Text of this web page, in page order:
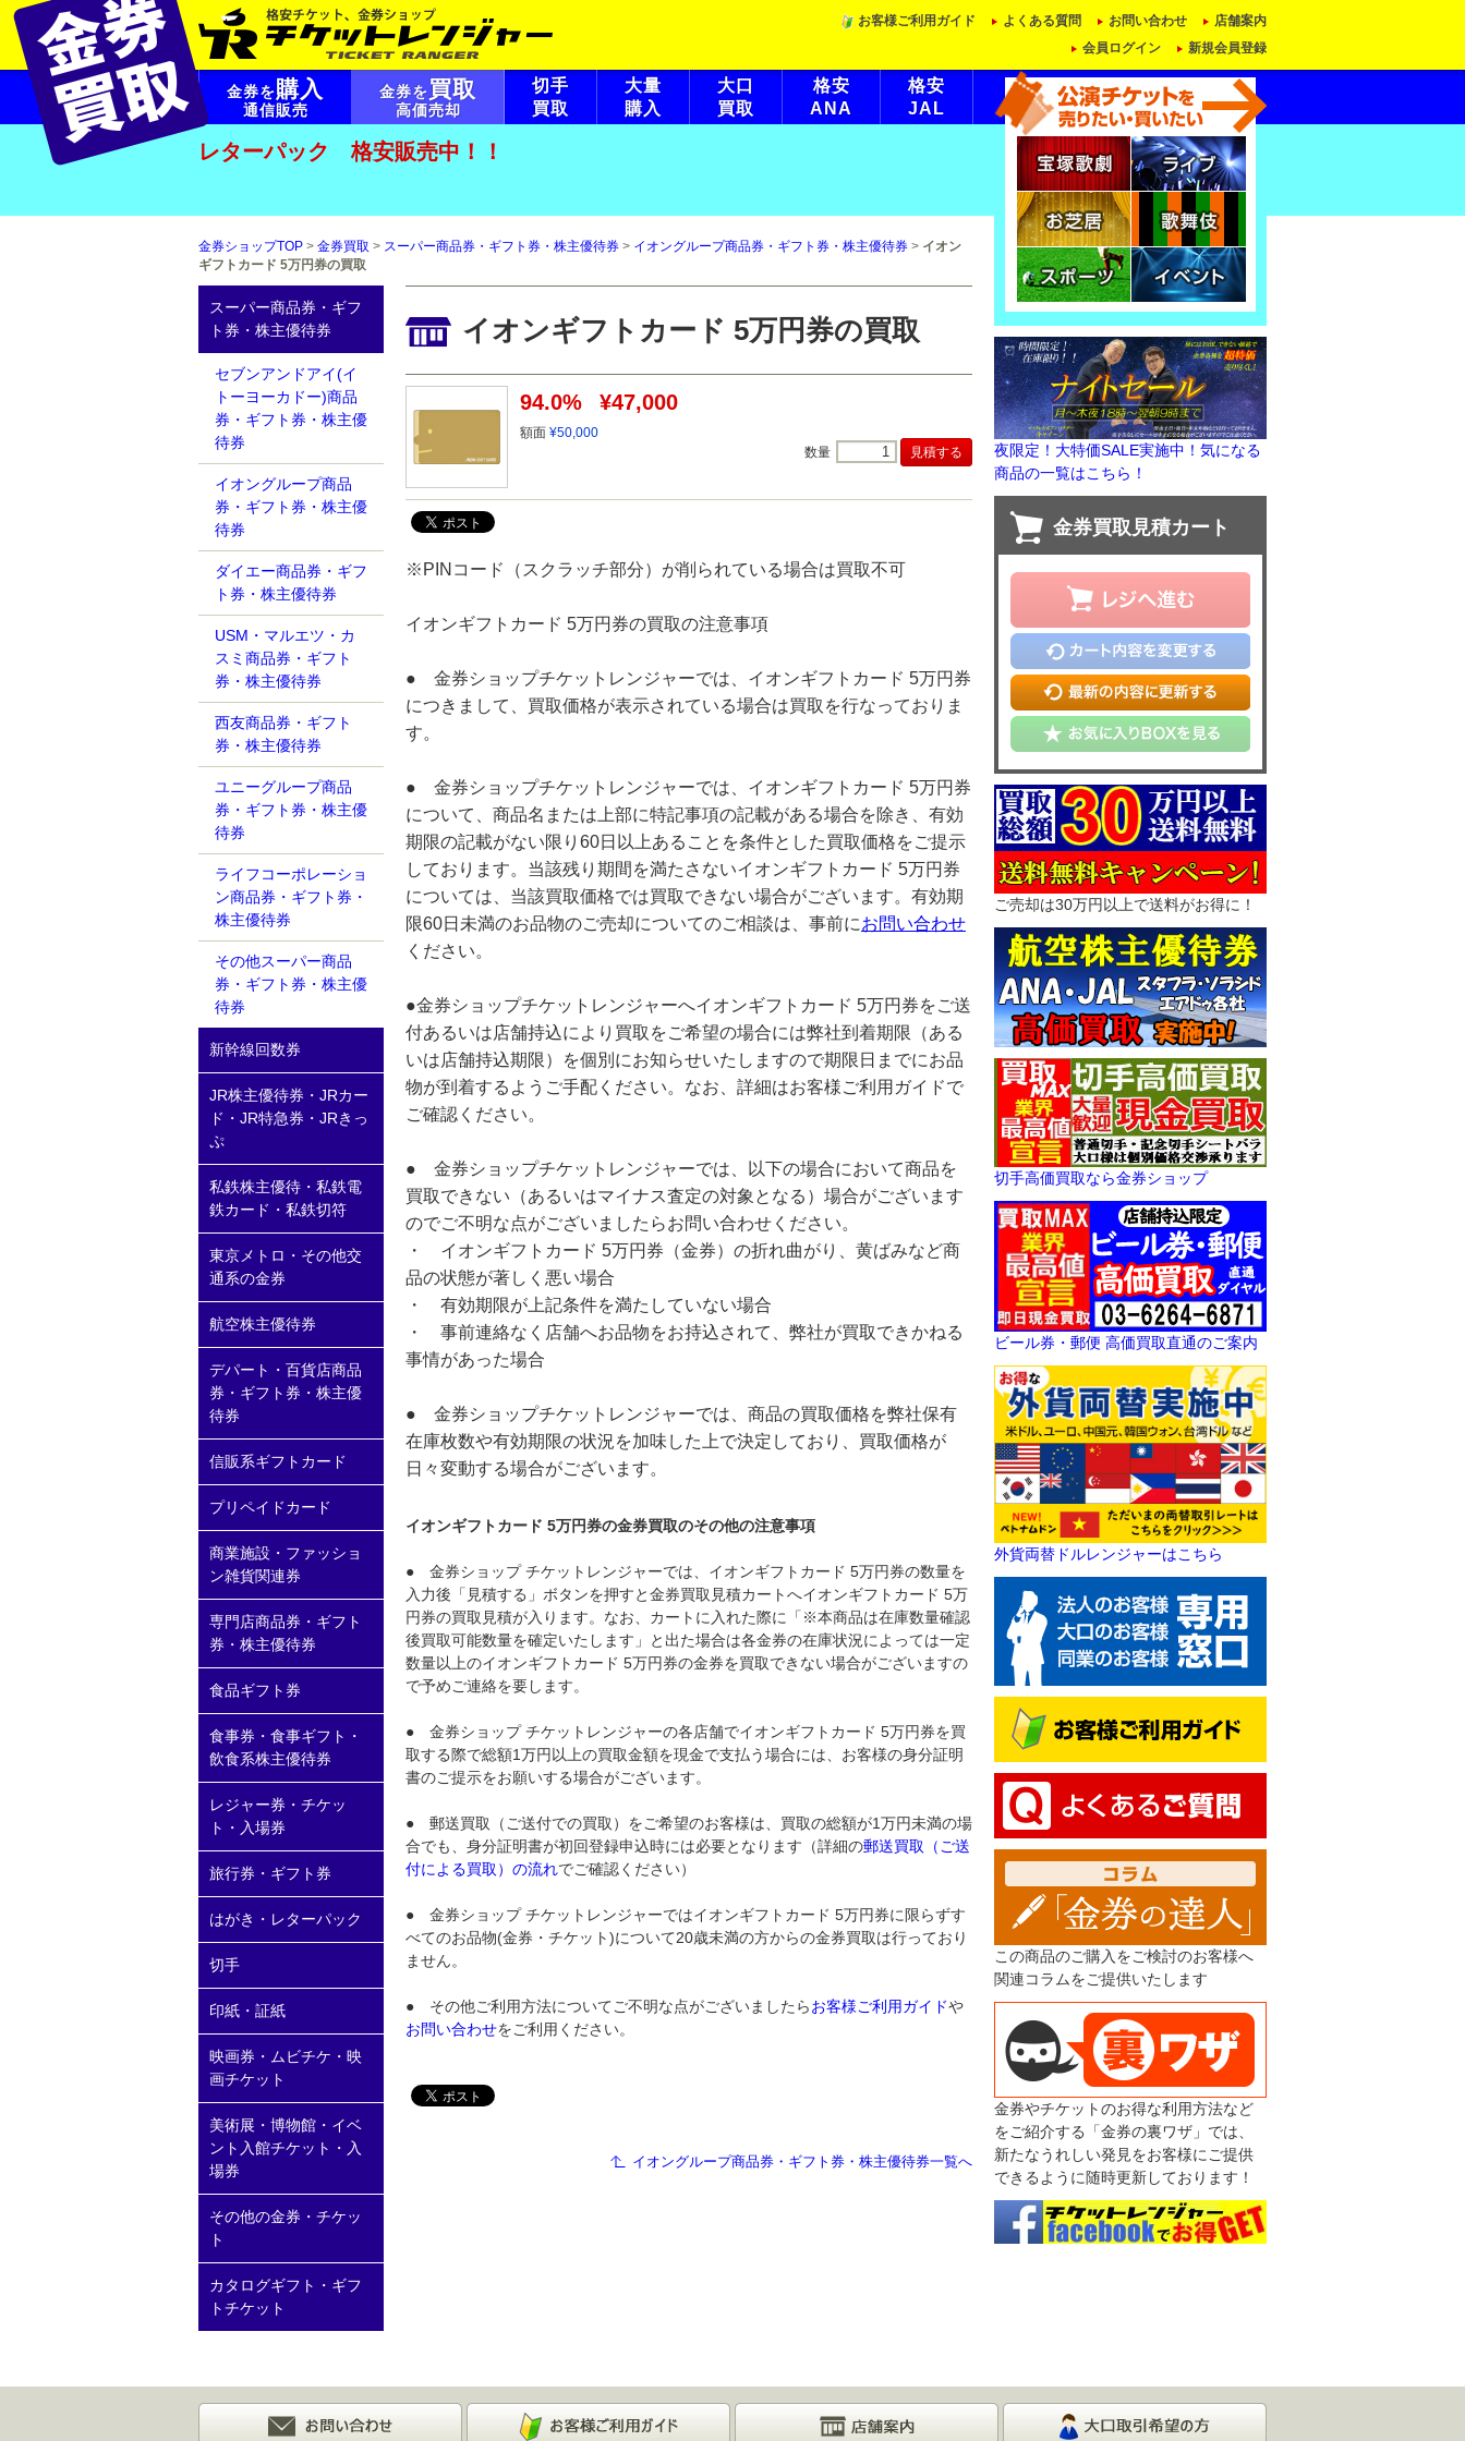
お客様ご利用ガイド よくある質問 お問い合わせ
店舗案内
会員ログイン
新規会員登録
金券を購入
通信販売
金券を買取
高価売却
切手
買取
大量
購入
大口
買取
格安
ANA
格安
JAL
レターパック 格安販売中！！
金券ショップTOP > 金券買取 > スーパー商品券・ギフト券・株主優待券 > イオングループ商品券・ギフト券・株主優待券 > イオン
ギフトカード 5万円券の買取
イオンギフトカード 5万円券の買取
94.0% ¥47,000
額面 ¥50,000
数量
※PINコード（スクラッチ部分）が削られている場合は買取不可
イオンギフトカード 5万円券の買取の注意事項
● 金券ショップチケットレンジャーでは、イオンギフトカード 5万円券
につきまして、買取価格が表示されている場合は買取を行なっておりま
す。
● 金券ショップチケットレンジャーでは、イオンギフトカード 5万円券
について、商品名または上部に特記事項の記載がある場合を除き、有効
期限の記載がない限り60日以上あることを条件とした買取価格をご提示
しております。当該残り期間を満たさないイオンギフトカード 5万円券
については、当該買取価格では買取できない場合がございます。有効期
限60日未満のお品物のご売却についてのご相談は、事前にお問い合わせ
ください。
●金券ショップチケットレンジャーへイオンギフトカード 5万円券をご送
付あるいは店舗持込により買取をご希望の場合には弊社到着期限（ある
いは店舗持込期限）を個別にお知らせいたしますので期限日までにお品
物が到着するようご手配ください。なお、詳細はお客様ご利用ガイドで
ご確認ください。
● 金券ショップチケットレンジャーでは、以下の場合において商品を
買取できない（あるいはマイナス査定の対象となる）場合がございます
のでご不明な点がございましたらお問い合わせください。
・ イオンギフトカード 5万円券（金券）の折れ曲がり、黄ばみなど商
品の状態が著しく悪い場合
・ 有効期限が上記条件を満たしていない場合
・ 事前連絡なく店舗へお品物をお持込されて、弊社が買取できかねる
事情があった場合
● 金券ショップチケットレンジャーでは、商品の買取価格を弊社保有
在庫枚数や有効期限の状況を加味した上で決定しており、買取価格が
日々変動する場合がございます。
イオンギフトカード 5万円券の金券買取のその他の注意事項
● 金券ショップ チケットレンジャーでは、イオンギフトカード 5万円券の数量を
入力後「見積する」ボタンを押すと金券買取見積カートへイオンギフトカード 5万
円券の買取見積が入ります。なお、カートに入れた際に「※本商品は在庫数量確認
後買取可能数量を確定いたします」と出た場合は各金券の在庫状況によっては一定
数量以上のイオンギフトカード 5万円券の金券を買取できない場合がございますの
で予めご連絡を要します。
● 金券ショップ チケットレンジャーの各店舗でイオンギフトカード 5万円券を買
取する際で総額1万円以上の買取金額を現金で支払う場合には、お客様の身分証明
書のご提示をお願いする場合がございます。
● 郵送買取（ご送付での買取）をご希望のお客様は、買取の総額が1万円未満の場
合でも、身分証明書が初回登録申込時には必要となります（詳細の郵送買取（ご送
付による買取）の流れでご確認ください）
● 金券ショップ チケットレンジャーではイオンギフトカード 5万円券に限らずす
べてのお品物(金券・チケット)について20歳未満の方からの金券買取は行っており
ません。
● その他ご利用方法についてご不明な点がございましたらお客様ご利用ガイドや
お問い合わせをご利用ください。
イオングループ商品券・ギフト券・株主優待券一覧へ
スーパー商品券・ギフ
ト券・株主優待券
セブンアンドアイ(イ
トーヨーカドー)商品
券・ギフト券・株主優
待券
イオングループ商品
券・ギフト券・株主優
待券
ダイエー商品券・ギフ
ト券・株主優待券
USM・マルエツ・カ
スミ商品券・ギフト
券・株主優待券
西友商品券・ギフト
券・株主優待券
ユニーグループ商品
券・ギフト券・株主優
待券
ライフコーポレーショ
ン商品券・ギフト券・
株主優待券
その他スーパー商品
券・ギフト券・株主優
待券
新幹線回数券
JR株主優待券・JRカー
ド・JR特急券・JRきっ
ぷ
私鉄株主優待・私鉄電
鉄カード・私鉄切符
東京メトロ・その他交
通系の金券
航空株主優待券
デパート・百貨店商品
券・ギフト券・株主優
待券
信販系ギフトカード
プリペイドカード
商業施設・ファッショ
ン雑貨関連券
専門店商品券・ギフト
券・株主優待券
食品ギフト券
食事券・食事ギフト・
飲食系株主優待券
レジャー券・チケッ
ト・入場券
旅行券・ギフト券
はがき・レターパック
切手
印紙・証紙
映画券・ムビチケ・映
画チケット
美術展・博物館・イベ
ント入館チケット・入
場券
その他の金券・チケッ
ト
カタログギフト・ギフ
トチケット
夜限定！大特価SALE実施中！気になる
商品の一覧はこちら！
金券買取見積カート
ご売却は30万円以上で送料がお得に！
切手高価買取なら金券ショップ
ビール券・郵便 高価買取直通のご案内
外貨両替ドルレンジャーはこちら
この商品のご購入をご検討のお客様へ
関連コラムをご提供いたします
金券やチケットのお得な利用方法など
をご紹介する「金券の裏ワザ」では、
新たなうれしい発見をお客様にご提供
できるように随時更新しております！